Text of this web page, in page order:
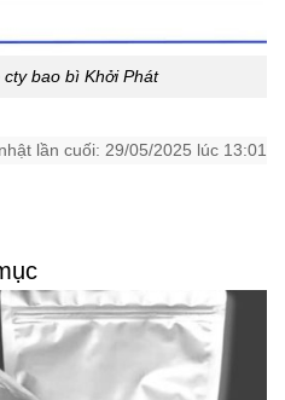
bao bì Khởi Phát
lần cuối: 29/05/2025 lúc 13:01